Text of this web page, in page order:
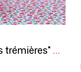
Kit à semer "Graines de roses trémières" Fabriqué en France